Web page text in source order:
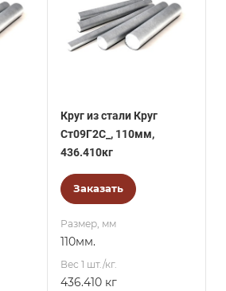
Круг из стали Круг
Ст09Г2С_, 110мм,
436.410кг
Заказать
Размер, мм
110мм.
Вес 1 шт./кг.
436.410 кг